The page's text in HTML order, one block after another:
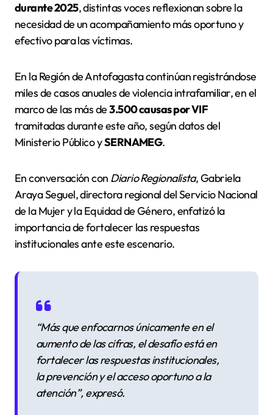
durante 2025, distintas voces reflexionan sobre la
necesidad de un acompañamiento más oportuno y
efectivo para las víctimas.
En la Región de Antofagasta continúan registrándose
miles de casos anuales de violencia intrafamiliar, en el
marco de las más de3.500 causas por VIF
tramitadas durante este año, según datos del
Ministerio Público ySERNAMEG.
En conversación con Diario Regionalista, Gabriela
Araya Seguel, directora regional del Servicio Nacional
de la Mujer y la Equidad de Género, enfatizó la
importancia de fortalecer las respuestas
institucionales ante este escenario.
“Más que enfocarnos únicamente en el
aumento de las cifras, el desafío está en
fortalecer las respuestas institucionales,
la prevención y el acceso oportuno a la
atención”, expresó.